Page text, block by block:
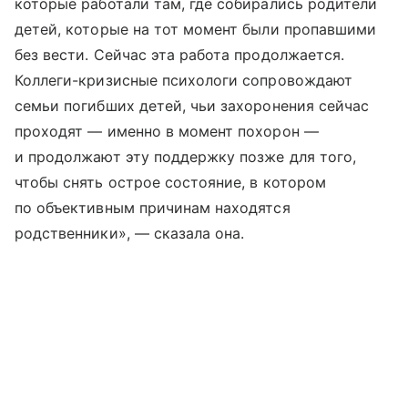
которые работали там, где собирались родители
детей, которые на тот момент были пропавшими
без вести. Сейчас эта работа продолжается.
Коллеги-кризисные психологи сопровождают
семьи погибших детей, чьи захоронения сейчас
проходят — именно в момент похорон —
и продолжают эту поддержку позже для того,
чтобы снять острое состояние, в котором
по объективным причинам находятся
родственники», — сказала она.